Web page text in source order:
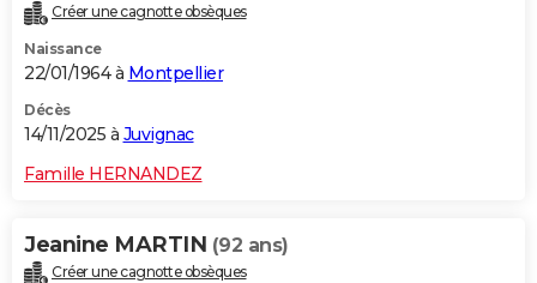
Créer une cagnotte obsèques
Naissance
22/01/1964 à Montpellier
Décès
14/11/2025 à Juvignac
Famille HERNANDEZ
Jeanine MARTIN (92 ans)
Créer une cagnotte obsèques